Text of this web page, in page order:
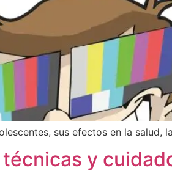
sus efectos en la salud,
y